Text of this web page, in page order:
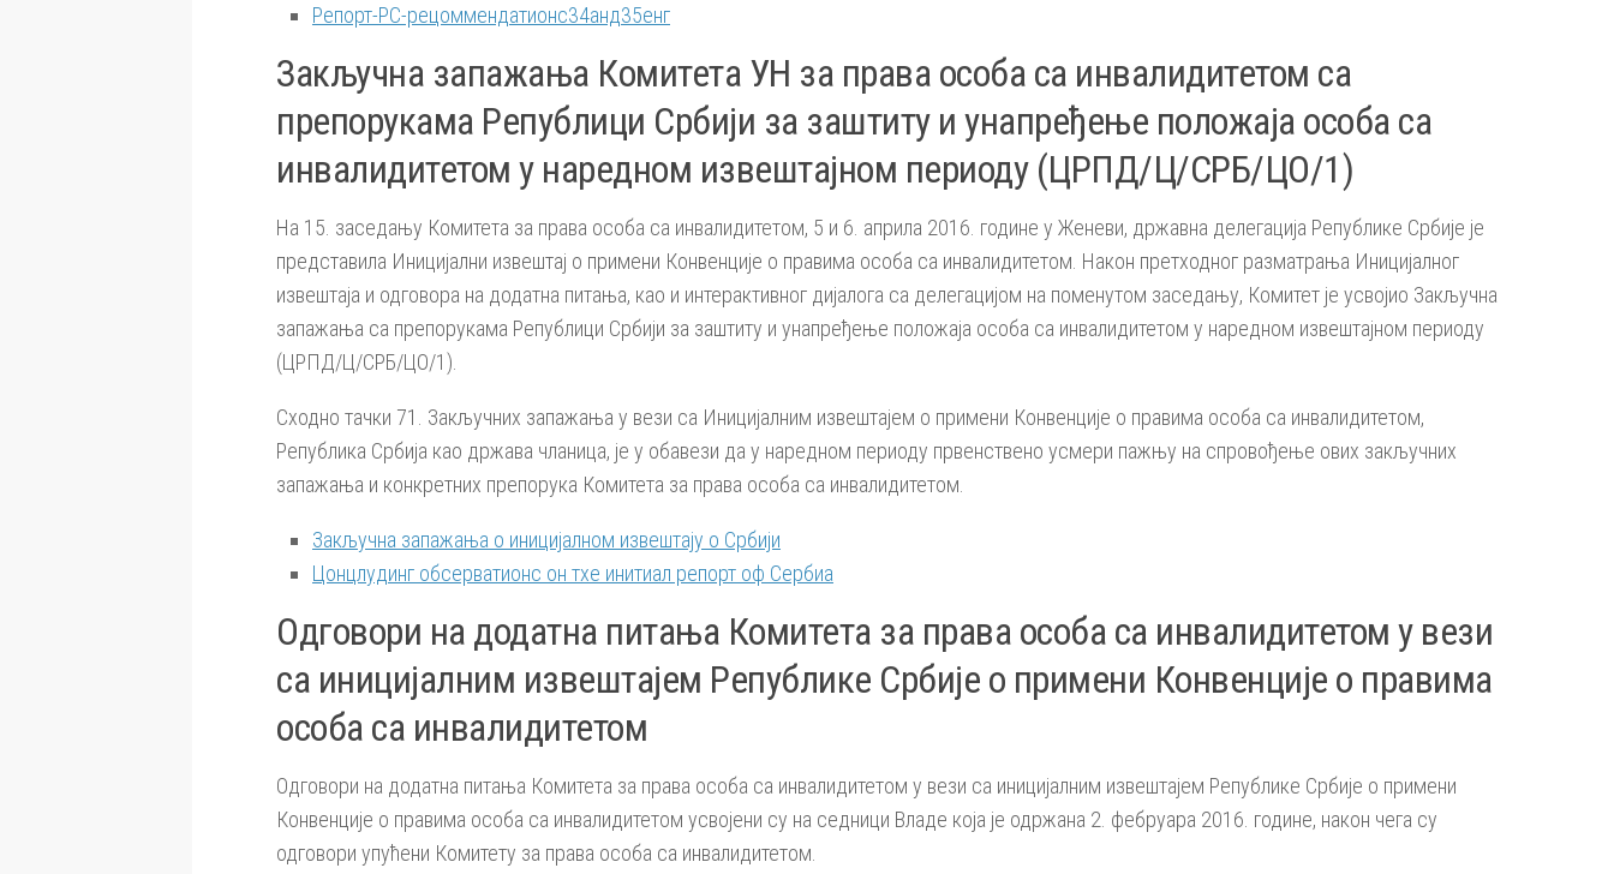
Репорт-РС-рецоммендатионс34анд35енг
Закључна запажања Комитета УН за права особа са инвалидитетом са
препорукама Републици Србији за заштиту и унапређење положаја особа са
инвалидитетом у наредном извештајном периоду (ЦРПД/Ц/СРБ/ЦО/1)
На 15. заседању Комитета за права особа са инвалидитетом, 5 и 6. априла 2016. године у Женеви, државна делегација Републике Србије је
представила Иницијални извештај о примени Конвенције о правима особа са инвалидитетом. Након претходног разматрања Иницијалног
извештаја и одговора на додатна питања, као и интерактивног дијалога са делегацијом на поменутом заседању, Комитет је усвојио Закључна
запажања са препорукама Републици Србији за заштиту и унапређење положаја особа са инвалидитетом у наредном извештајном периоду
(ЦРПД/Ц/СРБ/ЦО/1).
Сходно тачки 71. Закључних запажања у вези са Иницијалним извештајем о примени Конвенције о правима особа са инвалидитетом,
Република Србија као држава чланица, је у обавези да у наредном периоду првенствено усмери пажњу на спровођење ових закључних
запажања и конкретних препорука Комитета за права особа са инвалидитетом.
Закључна запажања о иницијалном извештају о Србији
Цонцлудинг обсерватионс он тхе инитиал репорт оф Сербиа
Одговори на додатна питања Комитета за права особа са инвалидитетом у вези
са иницијалним извештајем Републике Србије о примени Конвенције о правима
особа са инвалидитетом
Одговори на додатна питања Комитета за права особа са инвалидитетом у вези са иницијалним извештајем Републике Србије о примени
Конвенције о правима особа са инвалидитетом усвојени су на седници Владе која је одржана 2. фебруара 2016. године, након чега су
одговори упућени Комитету за права особа са инвалидитетом.